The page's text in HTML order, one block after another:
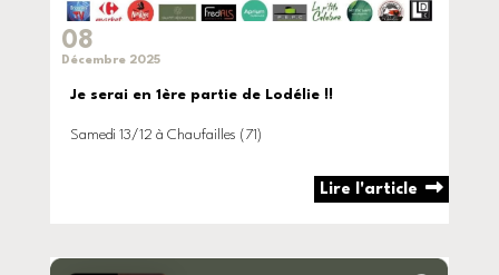
08
Décembre 2025
Je serai en 1ère partie de Lodélie !!
Samedi 13/12 à Chaufailles (71)
Lire l'article